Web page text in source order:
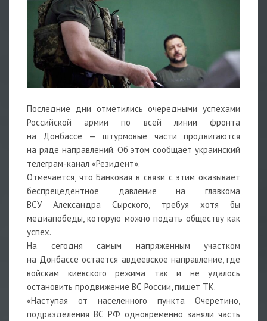
Последние дни отметились очередными успехами
Российской армии по всей линии фронта
на Донбассе — штурмовые части продвигаются
на ряде направлений. Об этом сообщает украинский
телеграм-канал «Резидент».
Отмечается, что Банковая в связи с этим оказывает
беспрецедентное давление на главкома
ВСУ Александра Сырского, требуя хотя бы
медиапобеды, которую можно подать обществу как
успех.
На сегодня самым напряженным участком
на Донбассе остается авдеевское направление, где
войскам киевского режима так и не удалось
остановить продвижение ВС России, пишет ТК.
«Наступая от населенного пункта Очеретино,
подразделения ВС РФ одновременно заняли часть